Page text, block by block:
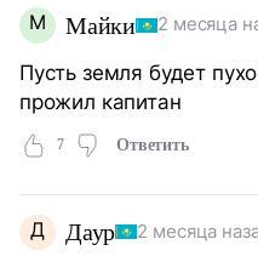
М Майки 2 месяца
Пусть земля будет
прожил капитан
7 Ответить
Д Даур 2 месяца